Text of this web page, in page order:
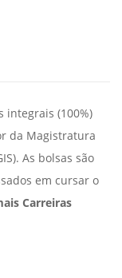
integrais (100%)
da Magistratura
As bolsas são
em cursar o
Carreiras